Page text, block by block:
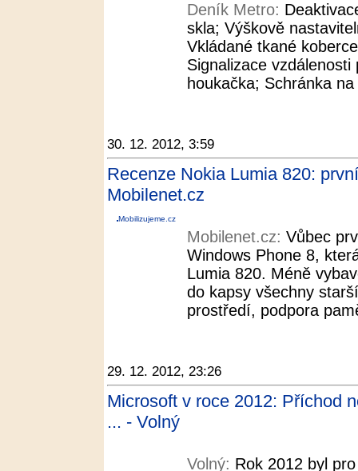
Deník Metro:
skla; Výškově
Vkládané tkané
Signalizace
houkačka; Schránka
30. 12. 2012, 3:59
Recenze Nokia Lumia 820:
Mobilenet.cz
Mobilizujeme.cz
Mobilenet.cz: Vůbec
Windows Phone 8,
Lumia 820. Méně
do kapsy všechny
prostředí, podpora
29. 12. 2012, 23:26
Microsoft v roce 2012: Příchod
... - Volný
Volný: Rok 2012 byl